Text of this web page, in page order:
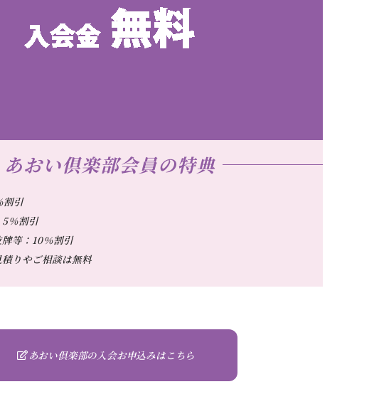
あおい倶楽部会員の特典
割引
％割引
等：10％割引
りやご相談は無料
あおい倶楽部の入会お申込みはこちら